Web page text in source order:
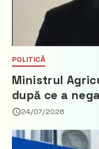
POLITICĂ
Ministrul
după ce a
Partidul
24/07/2026